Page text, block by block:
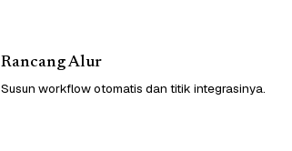
Rancang Alur
Susun workflow otomatis dan titik integrasinya.